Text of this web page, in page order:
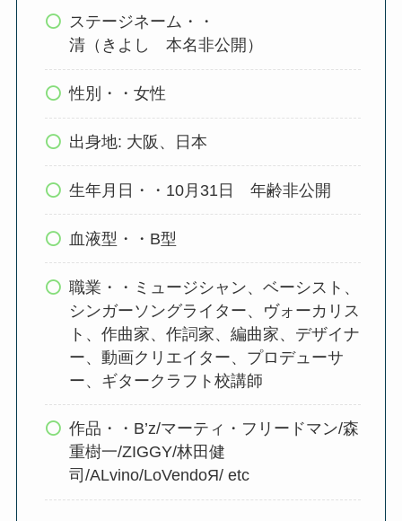
ステージネーム・・
清（きよし 本名非公開）
性別・・女性
出身地: 大阪、日本
生年月日・・10月31日 年齢非公開
血液型・・B型
職業・・ミュージシャン、ベーシスト、
シンガーソングライター、ヴォーカリス
ト、作曲家、作詞家、編曲家、デザイナ
ー、動画クリエイター、プロデューサ
ー、ギタークラフト校講師
作品・・B’z/マーティ・フリードマン/森
重樹一/ZIGGY/林田健
司/ALvino/LoVendoЯ/ etc